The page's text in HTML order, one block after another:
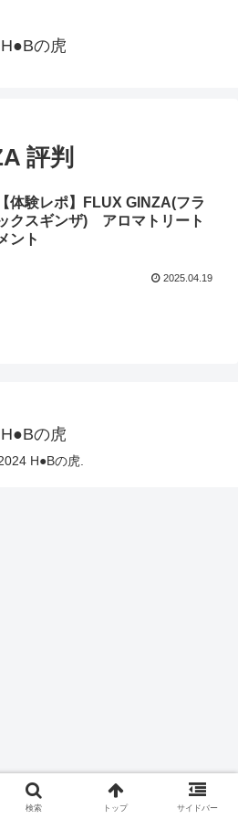
H●Bの虎
評判
【体験レポ】FLUX GINZA(フラ
クスギンザ) アロマトリート
ント
2025.04.19
H●Bの虎
H●Bの虎.
検索 トップ サイドバー